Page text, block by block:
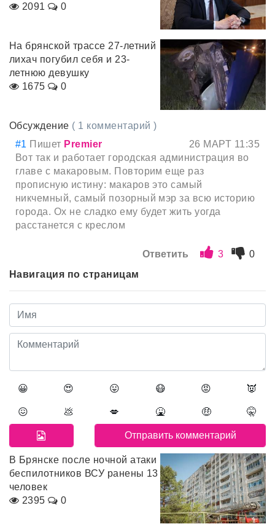
2091
0
На брянской трассе 27-летний
лихач погубил себя и 23-
летнюю девушку
1675
0
Обсуждение ( 1 комментарий )
#1 Пишет Premier
26 МАРТ 11:35
Вот так и работает городская администрация во
главе с макаровым. Повторим еще раз
прописную истину: макаров это самый
никчемный, самый позорный мэр за всю историю
города. Ох не сладко ему будет жить уогда
расстанется с креслом
Ответить 3
0
Навигация по страницам
😀 😍 😛 😷 😡 👿
😖 💩 💋 🤮 🤑 🤫
В Брянске после ночной атаки
беспилотников ВСУ ранены 13
человек
2395
0